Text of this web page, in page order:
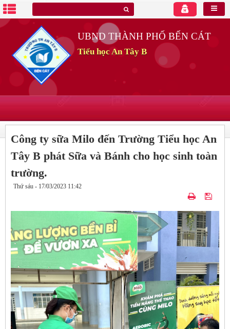
UBND THÀNH PHỐ BẾN CÁT
Tiểu học An Tây B
Công ty sữa Milo đến Trường Tiểu học An
Tây B phát Sữa và Bánh cho học sinh toàn
trường.
Thứ sáu - 17/03/2023 11:42